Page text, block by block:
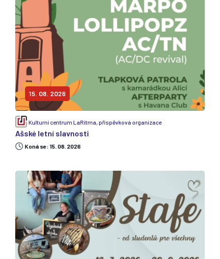
15. 08. 2026
Kulturní centrum LaRitma, příspěvková organizace
Ašské letní slavnosti
Koná se: 15. 08. 2026